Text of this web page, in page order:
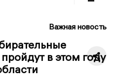
Важная новость
в этом году